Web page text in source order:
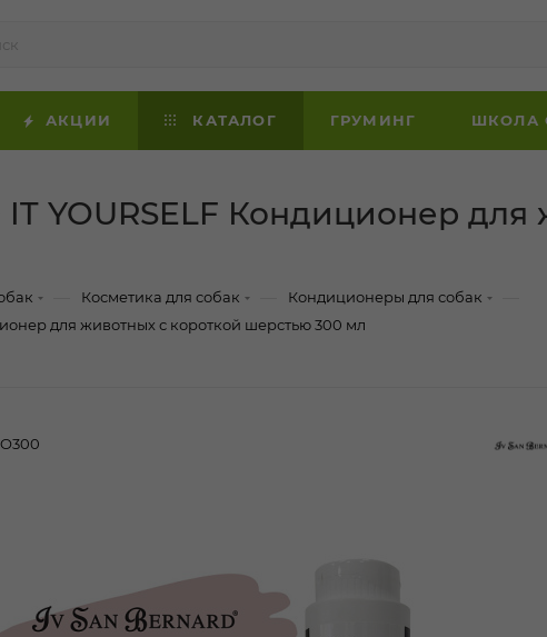
АКЦИИ КАТАЛОГ ГРУМИНГ ШКОЛА
IT YOURSELF Кондиционер
Косметика для собак Кондиционеры для собак
для животных с короткой шерстью 300 мл